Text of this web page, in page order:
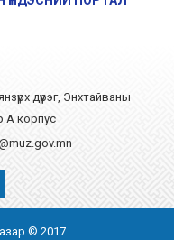
дүүрэг, Энхтайваны
А корпус
© 2017.